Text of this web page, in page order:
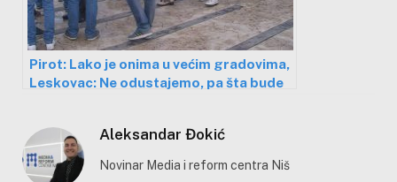
Pirot: Lako je onima u većim gradovima,
Leskovac: Ne odustajemo, pa šta bude
Aleksandar Đokić
Novinar Media i reform centra Niš